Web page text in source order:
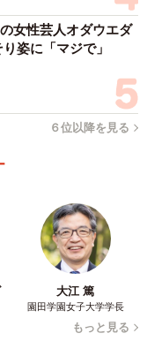
女性芸人オダウエダ
姿に「マジで」
６位以降を見る
大江 篤
園田学園女子大学学長
もっと見る